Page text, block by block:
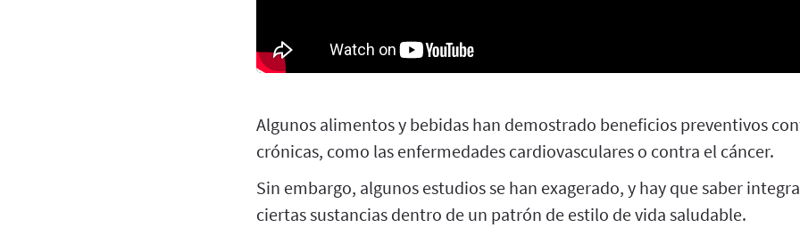
Algunos alimentos y bebidas han demostrado beneficios preventivos
crónicas, como las enfermedades cardiovasculares o contra el cáncer.
Sin embargo, algunos estudios se han exagerado, y hay que saber
ciertas sustancias dentro de un patrón de estilo de vida saludable.